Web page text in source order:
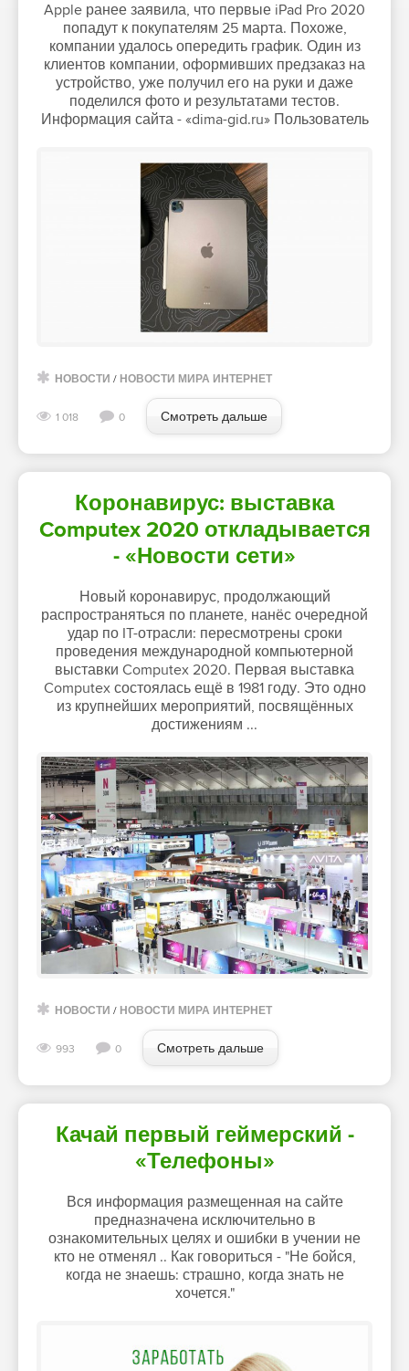
Apple ранее заявила, что первые iPad Pro 2020
попадут к покупателям 25 марта. Похоже,
компании удалось опередить график. Один из
клиентов компании, оформивших предзаказ на
устройство, уже получил его на руки и даже
поделился фото и результатами тестов.
Информация сайта - «dima-gid.ru» Пользователь
НОВОСТИ / НОВОСТИ МИРА ИНТЕРНЕТ
1 018 0 Смотреть дальше
Коронавирус: выставка
Computex 2020 откладывается
- «Новости сети»
Новый коронавирус, продолжающий
распространяться по планете, нанёс очередной
удар по IT-отрасли: пересмотрены сроки
проведения международной компьютерной
выставки Computex 2020. Первая выставка
Computex состоялась ещё в 1981 году. Это одно
из крупнейших мероприятий, посвящённых
достижениям ...
НОВОСТИ / НОВОСТИ МИРА ИНТЕРНЕТ
993 0 Смотреть дальше
Качай первый геймерский -
«Телефоны»
Вся информация размещенная на сайте
предназначена исключительно в
ознакомительных целях и ошибки в учении не
кто не отменял .. Как говориться - "Не бойся,
когда не знаешь: страшно, когда знать не
хочется."